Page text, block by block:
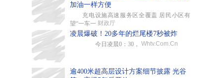
加油一样方便
充电设施高速服务区全覆盖 居民小区有
望“一车一 财政厅
凌晨爆破！20多年的烂尾楼7秒被炸
今日凌晨0：30， Whtv.Com.Cn
逾400米超高层设计方案细节披露 光谷